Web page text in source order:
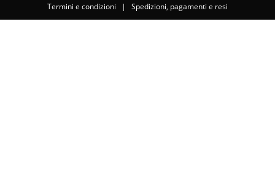
Termini e condizioni | Spedizioni, pagamenti e resi